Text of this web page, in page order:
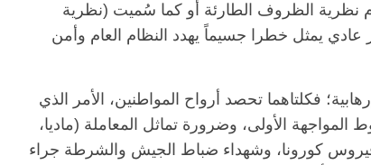
نظرية الظروف الطارئة أو كما سُميت (نظرية
يمثل خطرا جسيماً يهدد النظام العام وأمن
فكلتاهما تحصد أرواح المواطنين، الأمر الذي
المواجهة الأولى، وضرورة تماثل المعاملة (ماديا،
فيروس كورونا، وشهداء ضباط الجيش والشرطة جراء